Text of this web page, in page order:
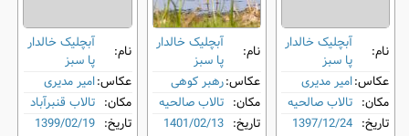
نام:
آبچلیک خالدار
پا سبز
عکاس:امیر مدیری
مکان: تالاب صالحیه
تاریخ: 1397/12/24
نام:
آبچلیک خالدار
پا سبز
عکاس:رهبر کوهی
مکان: تالاب صالحیه
تاریخ: 1401/02/13
نام:
آبچلیک خالدار
پا سبز
عکاس:امیر مدیری
مکان: تالاب قنبرآباد
تاریخ: 1399/02/19